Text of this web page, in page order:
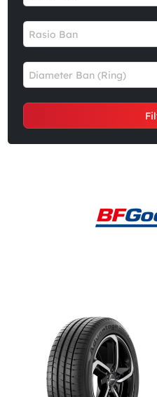
Rasio Ban
Diameter Ban (Ring)